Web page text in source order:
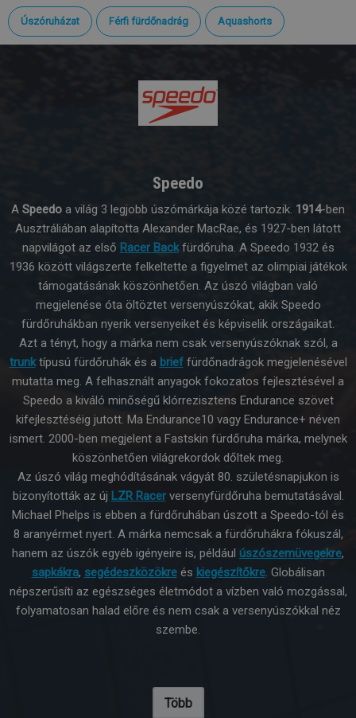
Úszóruházat Férfi fürdőnadrág Aquashorts
Speedo
A Speedo a világ 3 legjobb úszómárkája közé tartozik. 1914-ben
Ausztráliában alapította Alexander MacRae, és 1927-ben látott
napvilágot az első Racer Backfürdőruha. A Speedo 1932 és
1936 között világszerte felkeltette a figyelmet az olimpiai játékok
támogatásának köszönhetően. Az úszó világban való
megjelenése óta öltöztet versenyúszókat, akik Speedo
fürdőruhákban nyerik versenyeiket és képviselik országaikat.
Azt a tényt, hogy a márka nem csak versenyúszóknak szól, a
trunktípusú fürdőruhák és a brieffürdőnadrágok megjelenésével
mutatta meg. A felhasznált anyagok fokozatos fejlesztésével a
Speedo a kiváló minőségű klórrezisztens Endurance szövet
kifejlesztéséig jutott. Ma Endurance10 vagy Endurance+ néven
ismert. 2000-ben megjelent a Fastskin fürdőruha márka, melynek
köszönhetően világrekordok dőltek meg.
Az úszó világ meghódításának vágyát 80. születésnapjukon is
bizonyították az új LZR Racerversenyfürdőruha bemutatásával.
Michael Phelps is ebben a fürdőruhában úszott a Speedo-tól és
8 aranyérmet nyert. A márka nemcsak a fürdőruhákra fókuszál,
hanem az úszók egyéb igényeire is, például úszószemüvegekre,
sapkákra, segédeszközökreés kiegészítőkre. Globálisan
népszerűsíti az egészséges életmódot a vízben való mozgással,
folyamatosan halad előre és nem csak a versenyúszókkal néz
szembe.
Több